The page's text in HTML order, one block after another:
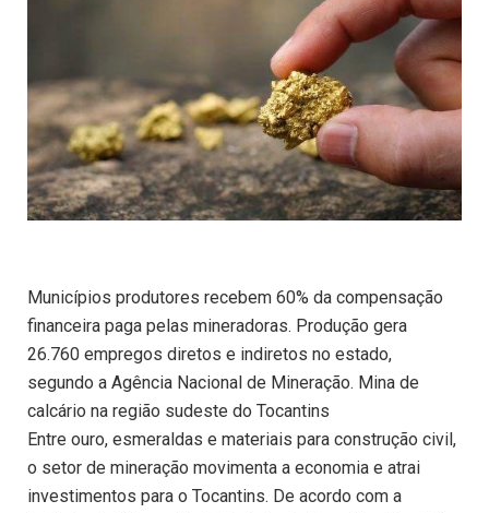
Municípios produtores recebem 60% da compensação
financeira paga pelas mineradoras. Produção gera
26.760 empregos diretos e indiretos no estado,
segundo a Agência Nacional de Mineração. Mina de
calcário na região sudeste do Tocantins
Entre ouro, esmeraldas e materiais para construção civil,
o setor de mineração movimenta a economia e atrai
investimentos para o Tocantins. De acordo com a